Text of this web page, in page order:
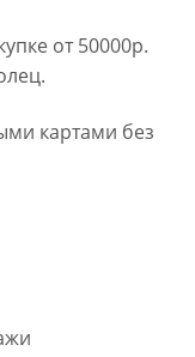
от 50000р.
картами без